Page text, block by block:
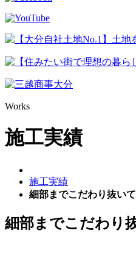
Works
施工実績
施工実績
細部までこだわり抜い
細部までこだわり